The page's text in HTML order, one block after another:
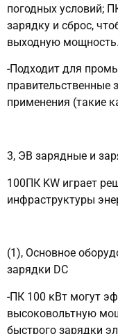
погодных условий;
зарядку и сброс,
выходную мощность.
-Подходит для
правительственные
применения (такие
3, ЭВ зарядные и
100ПК KW играет
инфраструктуры
(1), Основное
зарядки DC
-ПК 100 кВт могут
высоковольтную
быстрого зарядки